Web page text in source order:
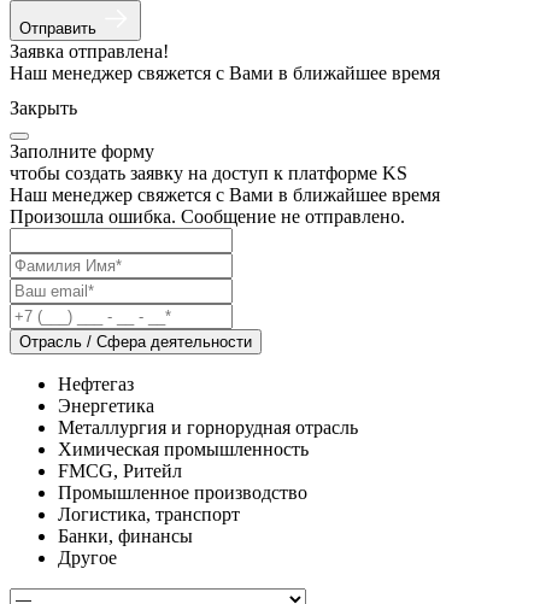
Отправить
Заявка отправлена!
Наш менеджер свяжется с Вами в ближайшее время
Закрыть
Заполните форму
чтобы создать заявку на доступ к платформе KS
Наш менеджер свяжется с Вами в ближайшее время
Произошла ошибка. Сообщение не отправлено.
Отрасль / Сфера деятельности
Нефтегаз
Энергетика
Металлургия и горнорудная отрасль
Химическая промышленность
FMCG, Ритейл
Промышленное производство
Логистика, транспорт
Банки, финансы
Другое